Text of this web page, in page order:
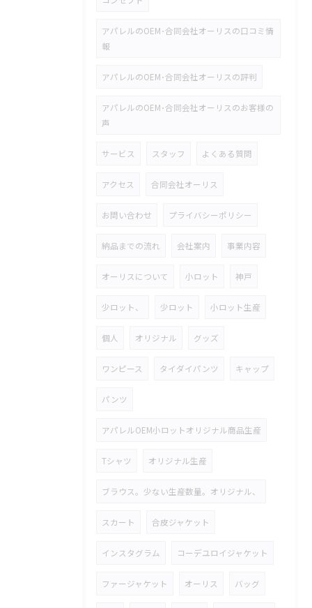
アパレルのOEM･合同会社オーリスの口コミ情
報
アパレルのOEM･合同会社オーリスの評判
アパレルのOEM･合同会社オーリスのお客様の
声
サービス スタッフ よくある質問
アクセス 合同会社オーリス
お問い合わせ プライバシーポリシー
納品までの流れ 会社案内 事業内容
オーリスについて 小ロット 神戸
少ロット、 少ロット 小ロット生産
個人 オリジナル グッズ
ワンピース タイダイパンツ キャップ
パンツ
アパレルOEM小ロットオリジナル商品生産
Tシャツ オリジナル生産
ブラウス。少ない生産数量。オリジナル、
スカート 合皮ジャケット
インスタグラム コーデユロイジャケット
ファージャケット オーリス バッグ